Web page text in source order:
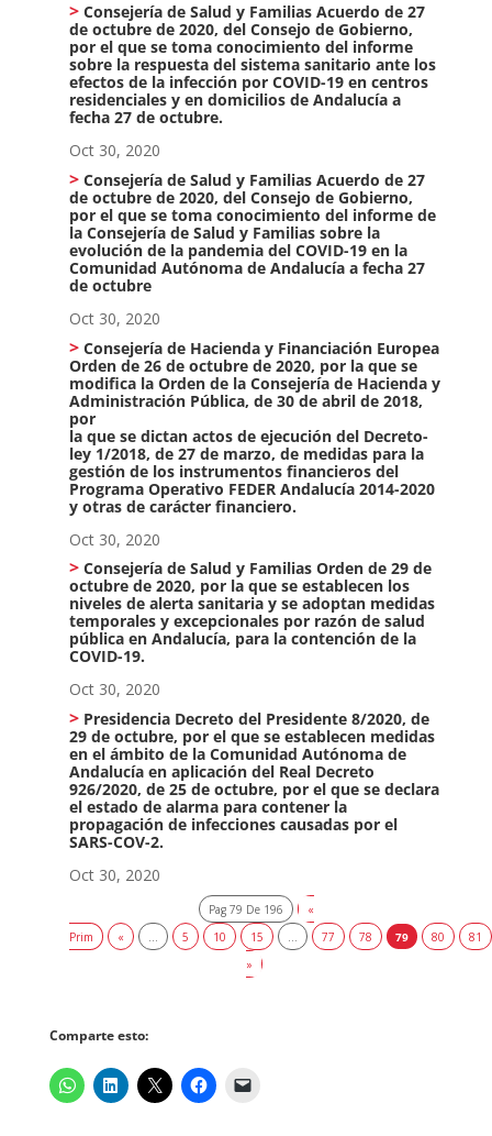
Consejería de Salud y Familias Acuerdo de 27
de octubre de 2020, del Consejo de Gobierno,
por el que se toma conocimiento del informe
sobre la respuesta del sistema sanitario ante los
efectos de la infección por COVID-19 en centros
residenciales y en domicilios de Andalucía a
fecha 27 de octubre.
Oct 30, 2020
Consejería de Salud y Familias Acuerdo de 27
de octubre de 2020, del Consejo de Gobierno,
por el que se toma conocimiento del informe de
la Consejería de Salud y Familias sobre la
evolución de la pandemia del COVID-19 en la
Comunidad Autónoma de Andalucía a fecha 27
de octubre
Oct 30, 2020
Consejería de Hacienda y Financiación Europea
Orden de 26 de octubre de 2020, por la que se
modifica la Orden de la Consejería de Hacienda y
Administración Pública, de 30 de abril de 2018,
por
la que se dictan actos de ejecución del Decreto-
ley 1/2018, de 27 de marzo, de medidas para la
gestión de los instrumentos financieros del
Programa Operativo FEDER Andalucía 2014-2020
y otras de carácter financiero.
Oct 30, 2020
Consejería de Salud y Familias Orden de 29 de
octubre de 2020, por la que se establecen los
niveles de alerta sanitaria y se adoptan medidas
temporales y excepcionales por razón de salud
pública en Andalucía, para la contención de la
COVID-19.
Oct 30, 2020
Presidencia Decreto del Presidente 8/2020, de
29 de octubre, por el que se establecen medidas
en el ámbito de la Comunidad Autónoma de
Andalucía en aplicación del Real Decreto
926/2020, de 25 de octubre, por el que se declara
el estado de alarma para contener la
propagación de infecciones causadas por el
SARS-COV-2.
Oct 30, 2020
Pag 79 De 196
«
Prim
« ... 5 10 15 ... 77 78 79 80
81
»
Comparte esto: